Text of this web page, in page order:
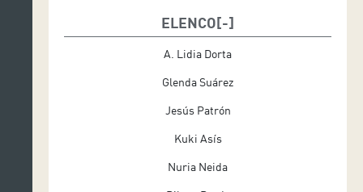
ELENCO
A. Lidia Dorta
Glenda Suárez
Jesús Patrón
Kuki Asís
Nuria Neida